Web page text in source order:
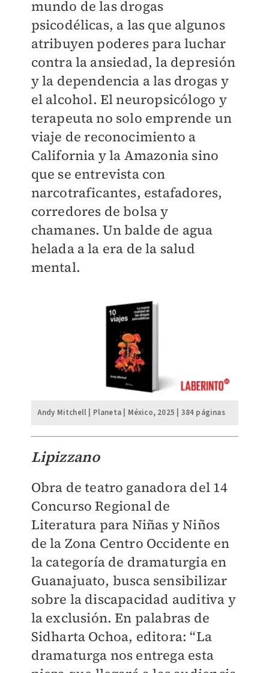
mundo de las drogas
psicodélicas, a las que algunos
atribuyen poderes para luchar
contra la ansiedad, la depresión
y la dependencia a las drogas y
el alcohol. El neuropsicólogo y
terapeuta no solo emprende un
viaje de reconocimiento a
California y la Amazonia sino
que se entrevista con
narcotraficantes, estafadores,
corredores de bolsa y
chamanes. Un balde de agua
helada a la era de la salud
mental.
Andy Mitchell | Planeta | México, 2025 | 384 páginas
Lipizzano
Obra de teatro ganadora del 14
Concurso Regional de
Literatura para Niñas y Niños
de la Zona Centro Occidente en
la categoría de dramaturgia en
Guanajuato, busca sensibilizar
sobre la discapacidad auditiva y
la exclusión. En palabras de
Sidharta Ochoa, editora: “La
dramaturga nos entrega esta